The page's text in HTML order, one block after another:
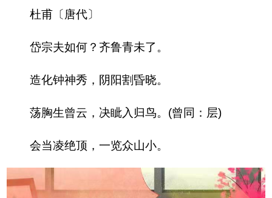
杜甫〔唐代〕
岱宗夫如何？齐鲁青未了。
造化钟神秀，阴阳割昏晓。
荡胸生曾云，决眦入归鸟。(曾同：层)
会当凌绝顶，一览众山小。